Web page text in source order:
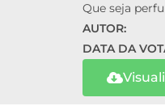
Que seja
AUTOR:
DATA DA